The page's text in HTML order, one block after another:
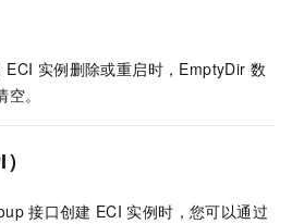
ECI 实例删除或重启时，EmptyDir 数
。
接口创建 ECI 实例时，您可以通过